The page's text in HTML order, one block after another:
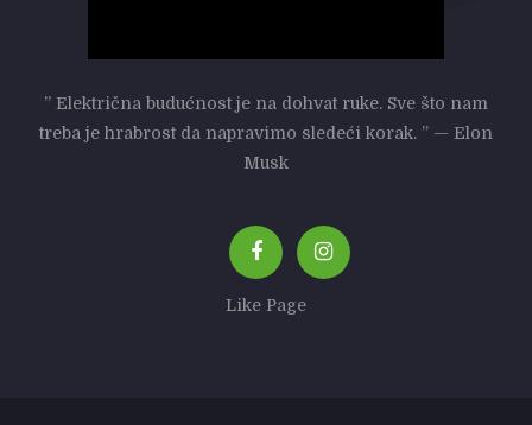
” Električna budućnost je na dohvat ruke. Sve što nam
treba je hrabrost da napravimo sledeći korak. ” — Elon
Musk
Like Page